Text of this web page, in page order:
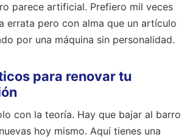
parece artificial. Prefiero mil veces
errata pero con alma que un artículo
por una máquina sin personalidad.
para renovar tu
con la teoría. Hay que bajar al barro
hoy mismo. Aquí tienes una